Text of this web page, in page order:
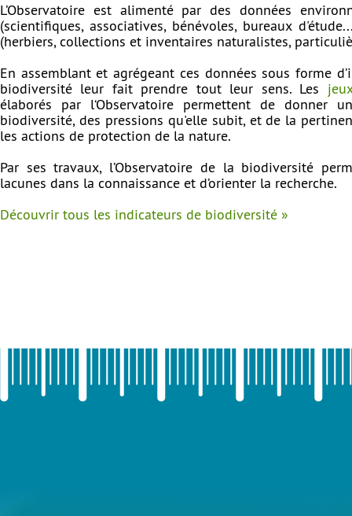
L’Observatoire est alimenté par des données
(scientifiques, associatives, bénévoles, bureaux
(herbiers, collections et inventaires naturalistes,
En assemblant et agrégeant ces données sous forme
biodiversité leur fait prendre tout leur sens. Les
élaborés par l‘Observatoire permettent de
biodiversité, des pressions qu'elle subit, et de la
les actions de protection de la nature.
Par ses travaux, l’Observatoire de la biodiversité
lacunes dans la connaissance et d’orienter la recherche.
Découvrir tous les indicateurs de biodiversité »